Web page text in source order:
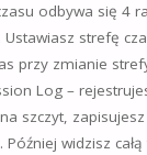
odbywa się 4
Ustawiasz strefę
przy zmianie
Log –
szczyt,
widzisz